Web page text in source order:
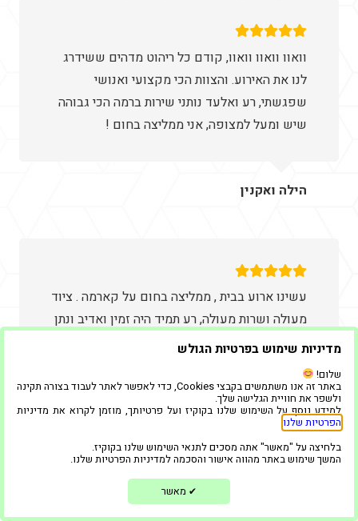
וואוו וואוו וואוו, קודם כל ריהוט מדהים ששידרג
לנו את האירוע. והצוות הכי מקצועי ואנושי
שפגשתי, רע ואלעד נותני שירות ברמה הכי גבוהה
שיש ומעל למצופה, אני ממליצה בחום !
הילה ואקנין
עשינו ארוע בבית , ממליצה בחום על קארמה . ציוד
מעולה ושרות מעולה, רע תמיד היה זמין ואדיב ונתן
מענה לכל דבר . גלית
גלית ליס
השירות מעולה, הכל נעשה באדיבות ובנתינה
מדיניות שימוש בפרטיות הגולש
שלום!
באתר זה אנו משתמשים בקבצי Cookies, כדי לאפשר לאתר לעבוד בצורה תקינה
ולשפר את חוויית הגלישה שלך.
למידע נוסף על השימוש שלנו בקוקיז ועל פרטיותך, מוזמן לקרוא את מדיניות
הפרטיות שלנו
בלחיצה על "מאשר" אתה מסכים לתנאי השימוש שלנו בקוקיז.
המשך שימוש באתר מהווה אישור והסכמה למדיניות הפרטיות שלנו.
✔ מאשר